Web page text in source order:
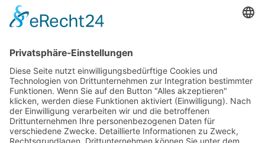
Jetzt teilen
Facebook Twitter
Pinterest WhatsApp Telegram
XING Email